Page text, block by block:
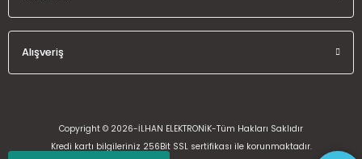
Alışveriş
Copyright © 2026-İLHAN ELEKTRONİK-Tüm Hakları Saklıdır
Kredi kartı bilgileriniz 256Bit SSL sertifikası ile korunmaktadır.